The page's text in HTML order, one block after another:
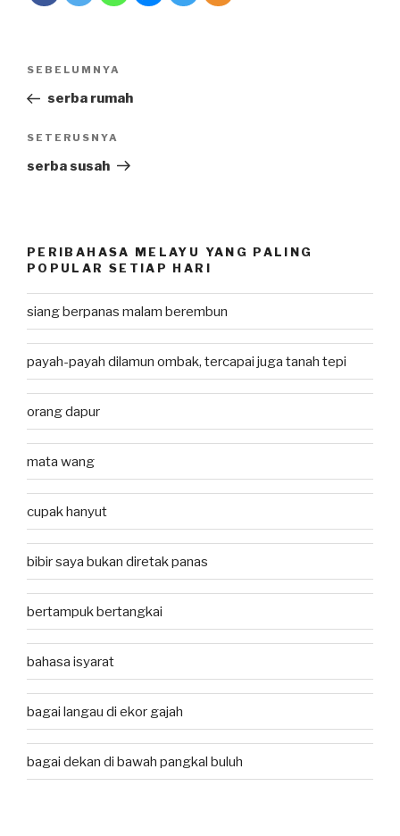
Post
Previous
Post
SEBELUMNYA
serba rumah
Next
Post
SETERUSNYA
serba susah
PERIBAHASA MELAYU YANG PALING
POPULAR SETIAP HARI
siang berpanas malam berembun
payah-payah dilamun ombak, tercapai juga tanah tepi
orang dapur
mata wang
cupak hanyut
bibir saya bukan diretak panas
bertampuk bertangkai
bahasa isyarat
bagai langau di ekor gajah
bagai dekan di bawah pangkal buluh